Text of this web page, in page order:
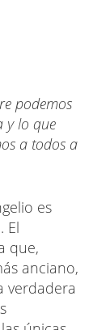
podemos
y lo que
a todos a
es
El
que,
anciano,
verdadera